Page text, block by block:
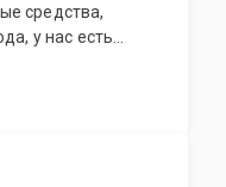
средства,
у нас есть